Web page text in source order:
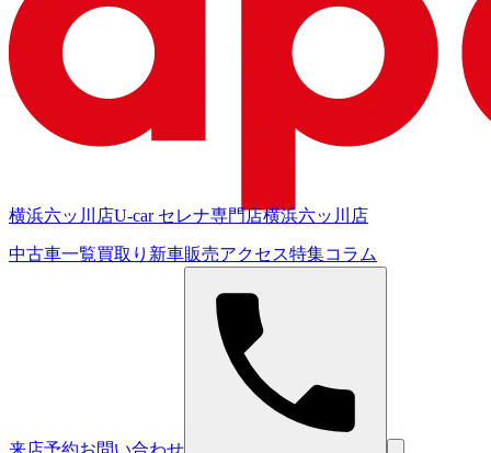
横浜六ッ川店U-car セレナ専門店横浜六ッ川店
中古車一覧買取り 新車販売アクセス特集コラム
来店予約お問い合わせ